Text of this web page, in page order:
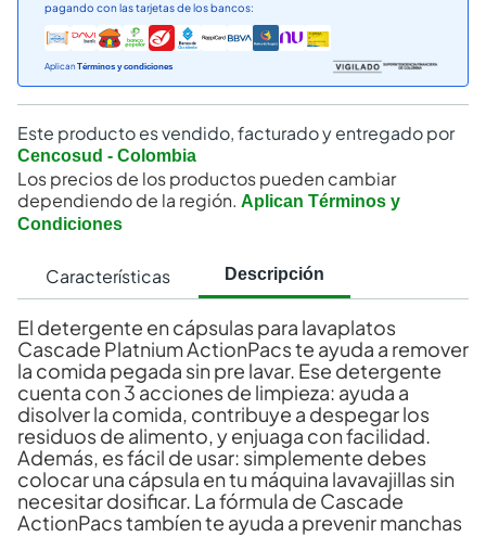
pagando con las tarjetas de los bancos:
Aplican Términos y condiciones
Este producto es vendido, facturado y entregado por
Cencosud - Colombia
Los precios de los productos pueden cambiar
dependiendo de la región. Aplican Términos y
Condiciones
Características Descripción
El detergente en cápsulas para lavaplatos
Cascade Platnium ActionPacs te ayuda a remover
la comida pegada sin pre lavar. Ese detergente
cuenta con 3 acciones de limpieza: ayuda a
disolver la comida, contribuye a despegar los
residuos de alimento, y enjuaga con facilidad.
Además, es fácil de usar: simplemente debes
colocar una cápsula en tu máquina lavavajillas sin
necesitar dosificar. La fórmula de Cascade
ActionPacs tambíen te ayuda a prevenir manchas